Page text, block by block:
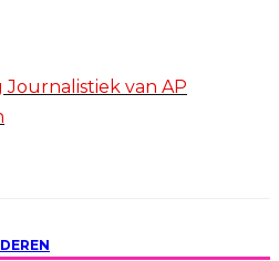
Journalistiek van AP